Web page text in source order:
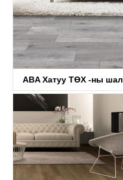
ABA Хатуу ТӨХ -ны шал